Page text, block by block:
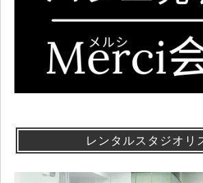
レンタルスタジオリ